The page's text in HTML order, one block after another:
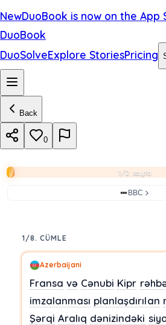
NewDuoBook is now on the App
DuoBook
DuoSolveExplore StoriesPricing
Back
0
1/2. sayfa
BBC
1/8. CÜMLE
Azerbaijani
Fransa və Cənubi Kipr
imzalanması planlaşdırılan
Şərqi Aralıq dənizindəki